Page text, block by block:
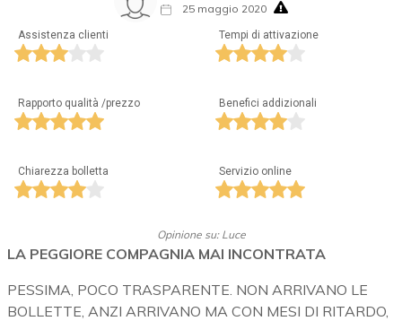
25 maggio 2020
Assistenza clienti Tempi di attivazione
Rapporto qualità /prezzo Benefici addizionali
Chiarezza bolletta Servizio online
Opinione su: Luce
LA PEGGIORE COMPAGNIA MAI INCONTRATA
PESSIMA, POCO TRASPARENTE. NON ARRIVANO LE
BOLLETTE, ANZI ARRIVANO MA CON MESI DI RITARDO,